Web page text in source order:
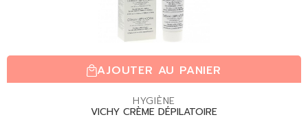
AJOUTER AU PANIER
HYGIÈNE
VICHY CRÈME DÉPILATOIRE